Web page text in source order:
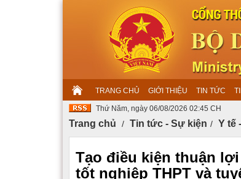
TRANG CHỦ GIỚI THIỆU TIN TỨC
Thứ Năm, ngày 06/08/2026 02:45 CH
Trang chủ Tin tức - Sự kiện Y tế
Tạo điều kiện thuận
tốt nghiệp THPT và